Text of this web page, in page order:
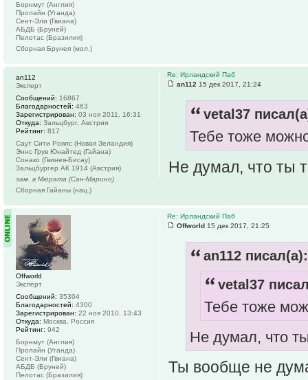
Борнмут (Англия)
Пролайн (Уганда)
Сент-Эли (Гвиана)
АБДБ (Бруней)
Пелотас (Бразилия)
Сборная Брунея (мол.)
Re: Ирландский Паб
an112 15 дек 2017, 21:24
vetal37
Тебе тоже
Не думал, что ты
an112
Эксперт
Сообщений: 16867
Благодарностей: 463
Зарегистрирован: 03 ноя 2011, 16:31
Откуда: Зальцбург, Австрия
Рейтинг: 817
Саут Сити Роялс (Новая Зеландия)
Эннс Грув Юнайтед (Гайана)
Сонако (Гвинея-Бисау)
Зальцбургер АК 1914 (Австрия)
зам. в Мюрата (Сан-Марино)
Сборная Гайаны (нац.)
Re: Ирландский Паб
Offworld 15 дек 2017, 21:25
an112 писал(а):
vetal37
Тебе тоже
Не думал, что
Ты вообще не
Offworld
Эксперт
Сообщений: 35304
Благодарностей: 4300
Зарегистрирован: 22 ноя 2010, 13:43
Откуда: Москва, Россия
Рейтинг: 942
Борнмут (Англия)
Пролайн (Уганда)
Сент-Эли (Гвиана)
АБДБ (Бруней)
Пелотас (Бразилия)